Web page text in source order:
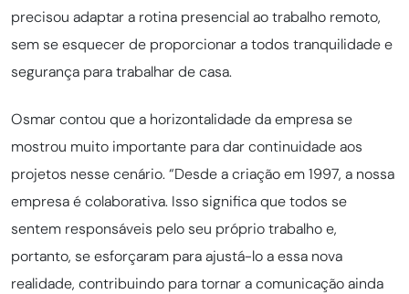
precisou adaptar a rotina presencial ao trabalho remoto,
sem se esquecer de proporcionar a todos tranquilidade e
segurança para trabalhar de casa.
Osmar contou que a horizontalidade da empresa se
mostrou muito importante para dar continuidade aos
projetos nesse cenário. “Desde a criação em 1997, a nossa
empresa é colaborativa. Isso significa que todos se
sentem responsáveis pelo seu próprio trabalho e,
portanto, se esforçaram para ajustá-lo a essa nova
realidade, contribuindo para tornar a comunicação ainda